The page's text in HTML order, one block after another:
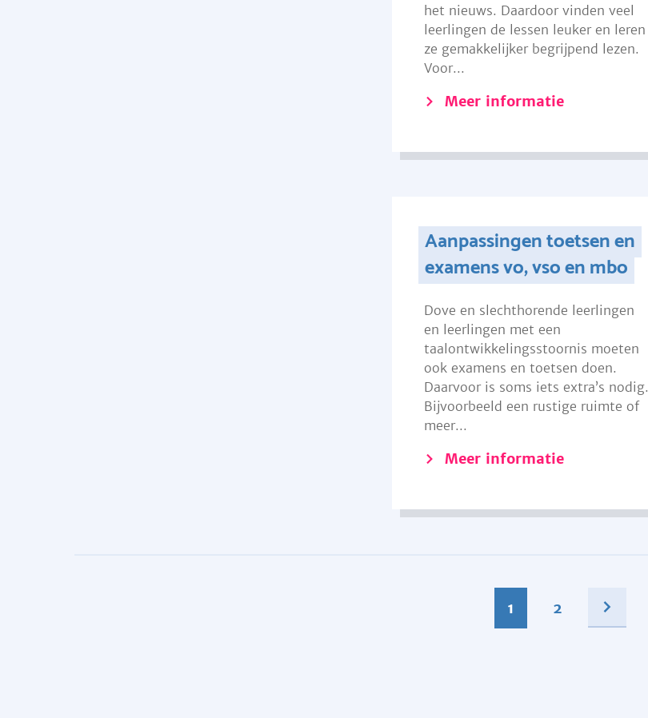
het nieuws. Daardoor vinden veel
leerlingen de lessen leuker en leren
ze gemakkelijker begrijpend lezen.
Voor...
Meer informatie
Aanpassingen toetsen en
examens vo, vso en mbo
Dove en slechthorende leerlingen
en leerlingen met een
taalontwikkelingsstoornis moeten
ook examens en toetsen doen.
Daarvoor is soms iets extra’s nodig.
Bijvoorbeeld een rustige ruimte of
meer...
Meer informatie
1 2